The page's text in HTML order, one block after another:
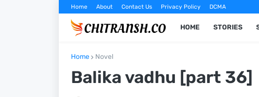
Home About Contact Us Privacy Policy DCMA
HOME STORIES
Home Novel
Balika vadhu [part 36]